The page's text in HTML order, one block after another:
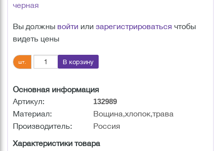
черная
Вы должны войти или зарегистрироваться чтобы
видеть цены
шт. В корзину
Основная информация
Артикул:
132989
Материал:
Вощина,хлопок,трава
Производитель:
Россия
Характеристики товара